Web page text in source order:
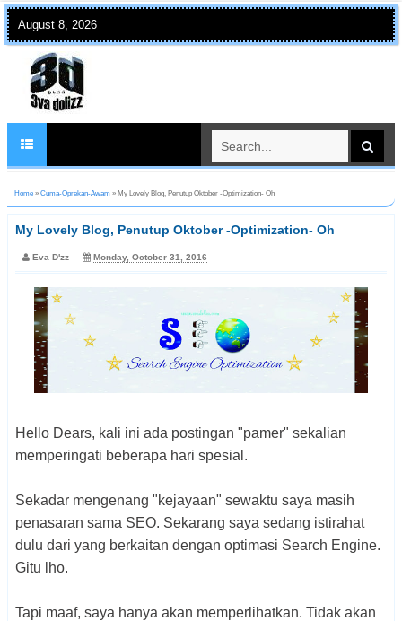
August 8, 2026
Home » Cuma-Oprekan-Awam » My Lovely Blog, Penutup Oktober -Optimization- Oh
My Lovely Blog, Penutup Oktober -Optimization- Oh
Eva D'zz Monday, October 31, 2016
Hello Dears, kali ini ada postingan "pamer" sekalian
memperingati beberapa hari spesial.
Sekadar mengenang "kejayaan" sewaktu saya masih
penasaran sama SEO. Sekarang saya sedang istirahat
dulu dari yang berkaitan dengan optimasi Search Engine.
Gitu lho.
Tapi maaf, saya hanya akan memperlihatkan. Tidak akan